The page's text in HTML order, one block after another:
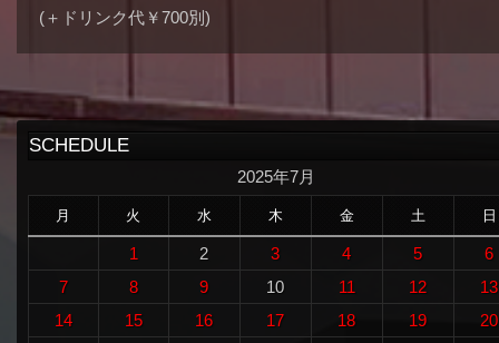
(＋ドリンク代￥700別)
SCHEDULE
2025年7月
月 火 水 木 金 土 日
1 2 3 4 5
6
7
8 9 10 11 12
13
14
15 16 17 18 19
20